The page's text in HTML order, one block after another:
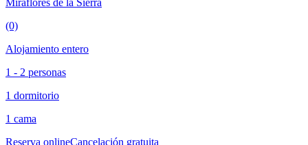
(0)
Alojamiento entero
1 - 2 personas
1 dormitorio
1 cama
Reserva onlineCancelación gratuita